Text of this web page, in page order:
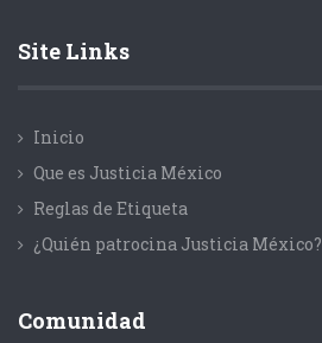
Site Links
Inicio
Que es Justicia México
Reglas de Etiqueta
¿Quién patrocina Justicia México?
Comunidad